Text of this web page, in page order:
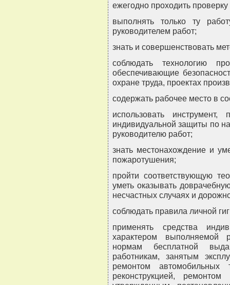
ежегодно проходить
выполнять только ту
руководителем работ;
знать и совершенствовать
соблюдать технологию
обеспечивающие
охране труда, проектах
содержать рабочее место в
использовать
индивидуальной защиты по
руководителю работ;
знать местонахождение и
пожаротушения;
пройти соответствующую
уметь оказывать
несчастных случаях и
соблюдать правила личной
применять средства
характером выполняемой
нормам бесплатной
работникам, занятым
ремонтом автомобильных
реконструкцией,